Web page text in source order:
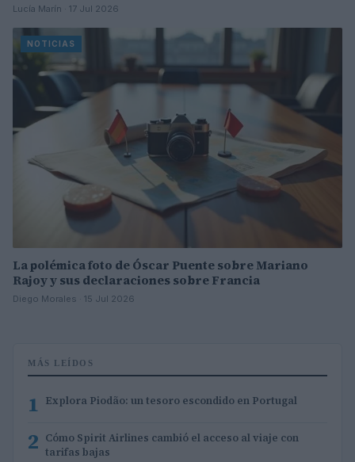
Lucía Marín · 17 Jul 2026
NOTICIAS
La polémica foto de Óscar Puente sobre Mariano
Rajoy y sus declaraciones sobre Francia
Diego Morales · 15 Jul 2026
MÁS LEÍDOS
1 Explora Piodão: un tesoro escondido en Portugal
2 Cómo Spirit Airlines cambió el acceso al viaje con
tarifas bajas